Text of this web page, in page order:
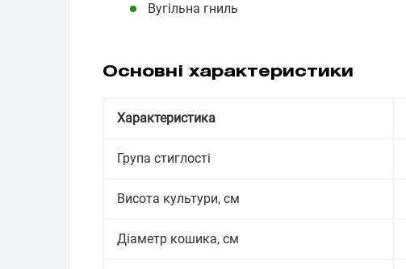
Вугільна гниль
Основні характеристики
Характеристика
Група стиглості
Висота культури, см
Діаметр кошика, см